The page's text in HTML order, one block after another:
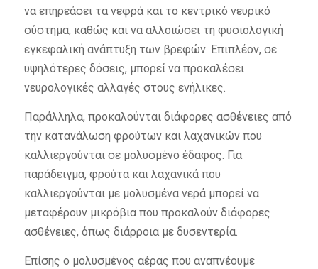
να επηρεάσει τα νεφρά και το κεντρικό νευρικό
σύστημα, καθώς και να αλλοιώσει τη φυσιολογική
εγκεφαλική ανάπτυξη των βρεφών. Επιπλέον, σε
υψηλότερες δόσεις, μπορεί να προκαλέσει
νευρολογικές αλλαγές στους ενήλικες.
Παράλληλα, προκαλούνται διάφορες ασθένειες από
την κατανάλωση φρούτων και λαχανικών που
καλλιεργούνται σε μολυσμένο έδαφος. Για
παράδειγμα, φρούτα και λαχανικά που
καλλιεργούνται με μολυσμένα νερά μπορεί να
μεταφέρουν μικρόβια που προκαλούν διάφορες
ασθένειες, όπως διάρροια με δυσεντερία.
Επίσης ο μολυσμένος αέρας που αναπνέουμε